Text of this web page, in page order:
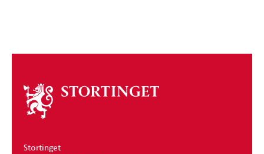
Om
stortinget
Stortinget